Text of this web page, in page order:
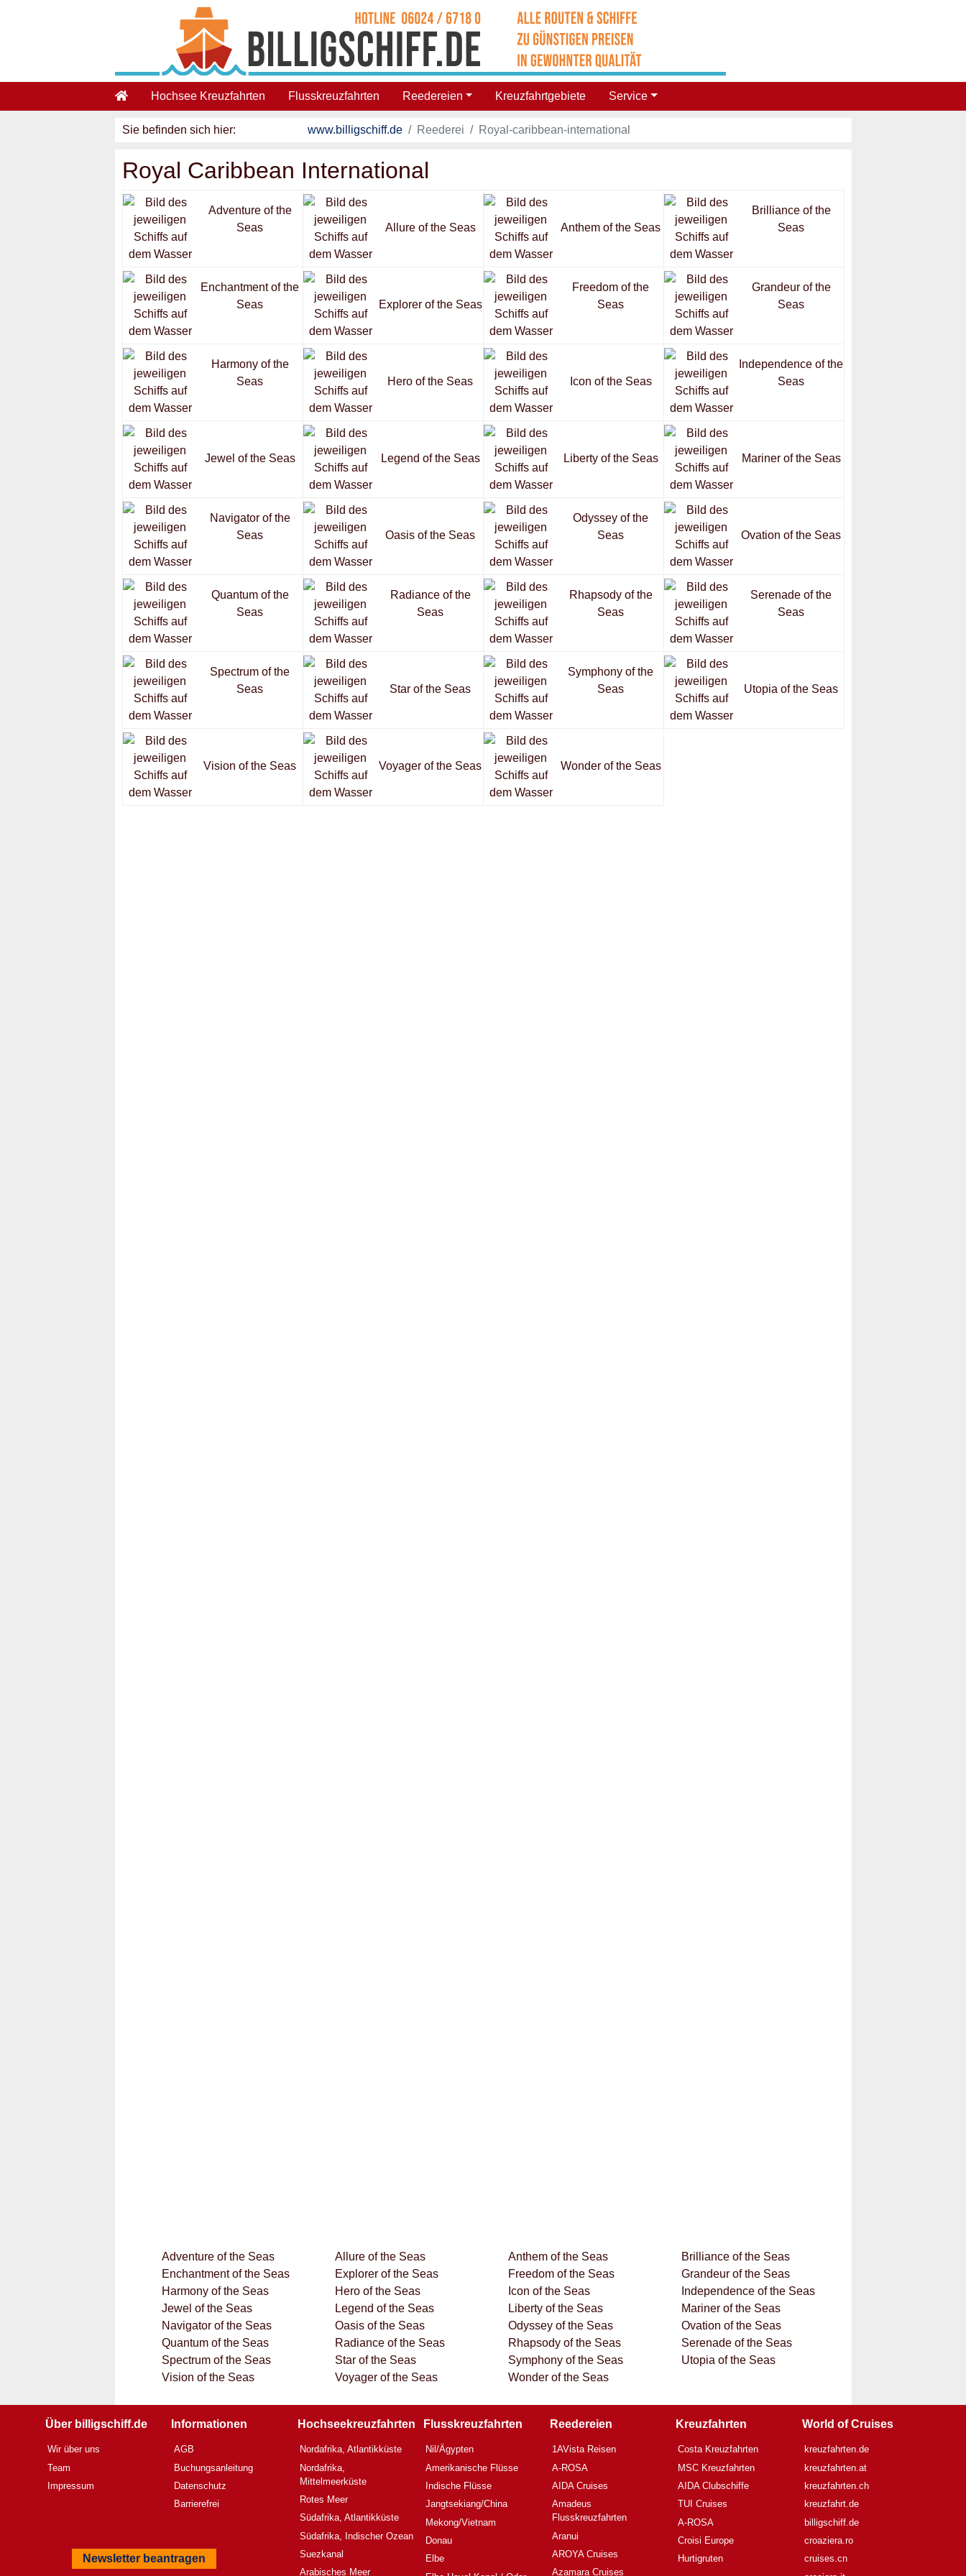
Skip to main content
Hochsee Kreuzfahrten Flusskreuzfahrten Reedereien Kreuzfahrtgebiete Service
Sie befinden sich hier: www.billigschiff.de Reederei Royal-caribbean-international
Royal Caribbean International
Adventure of the
Seas
Allure of the Seas Anthem of the Seas
Brilliance of the
Seas
Enchantment of the
Seas
Explorer of the Seas
Freedom of the
Seas
Grandeur of the
Seas
Harmony of the
Seas
Hero of the Seas Icon of the Seas
Independence of the
Seas
Jewel of the Seas Legend of the Seas Liberty of the Seas Mariner of the Seas
Navigator of the
Seas
Oasis of the Seas
Odyssey of the
Seas
Ovation of the Seas
Quantum of the
Seas
Radiance of the
Seas
Rhapsody of the
Seas
Serenade of the
Seas
Spectrum of the
Seas
Star of the Seas
Symphony of the
Seas
Utopia of the Seas
Vision of the Seas Voyager of the Seas Wonder of the Seas
Adventure of the Seas Allure of the Seas Anthem of the Seas
Brilliance of the Seas
Enchantment of the Seas
Explorer of the Seas Freedom of the Seas
Grandeur of the Seas
Harmony of the Seas
Hero of the Seas Icon of the Seas
Independence of the Seas
Jewel of the Seas
Legend of the Seas Liberty of the Seas
Mariner of the Seas
Navigator of the Seas
Oasis of the Seas Odyssey of the Seas
Ovation of the Seas
Quantum of the Seas
Radiance of the Seas Rhapsody of the Seas
Serenade of the Seas
Spectrum of the Seas
Star of the Seas Symphony of the Seas
Utopia of the Seas
Vision of the Seas
Voyager of the Seas Wonder of the Seas
Newsletter beantragen
Über billigschiff.de
Wir über uns
Team
Impressum
Informationen
AGB
Buchungsanleitung
Datenschutz
Barrierefrei
Hochseekreuzfahrten
Nordafrika, Atlantikküste
Nordafrika,
Mittelmeerküste
Rotes Meer
Südafrika, Atlantikküste
Südafrika, Indischer Ozean
Suezkanal
Arabisches Meer
Flusskreuzfahrten
Nil/Ägypten
Amerikanische Flüsse
Indische Flüsse
Jangtsekiang/China
Mekong/Vietnam
Donau
Elbe
Reedereien
1AVista Reisen
A-ROSA
AIDA Cruises
Amadeus
Flusskreuzfahrten
Aranui
AROYA Cruises
Azamara Cruises
Kreuzfahrten
Costa Kreuzfahrten
MSC Kreuzfahrten
AIDA Clubschiffe
TUI Cruises
A-ROSA
Croisi Europe
Hurtigruten
World of Cruises
kreuzfahrten.de
kreuzfahrten.at
kreuzfahrten.ch
kreuzfahrt.de
billigschiff.de
croaziera.ro
cruises.cn